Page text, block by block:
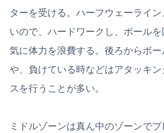
ターを受ける。ハーフウェーライ
いので、ハードワークし、ボール
気に体力を浪費する。後ろからボ
や、負けている時などはアタッキ
スを行うことが多い。
ミドルゾーンは真ん中のゾーンで